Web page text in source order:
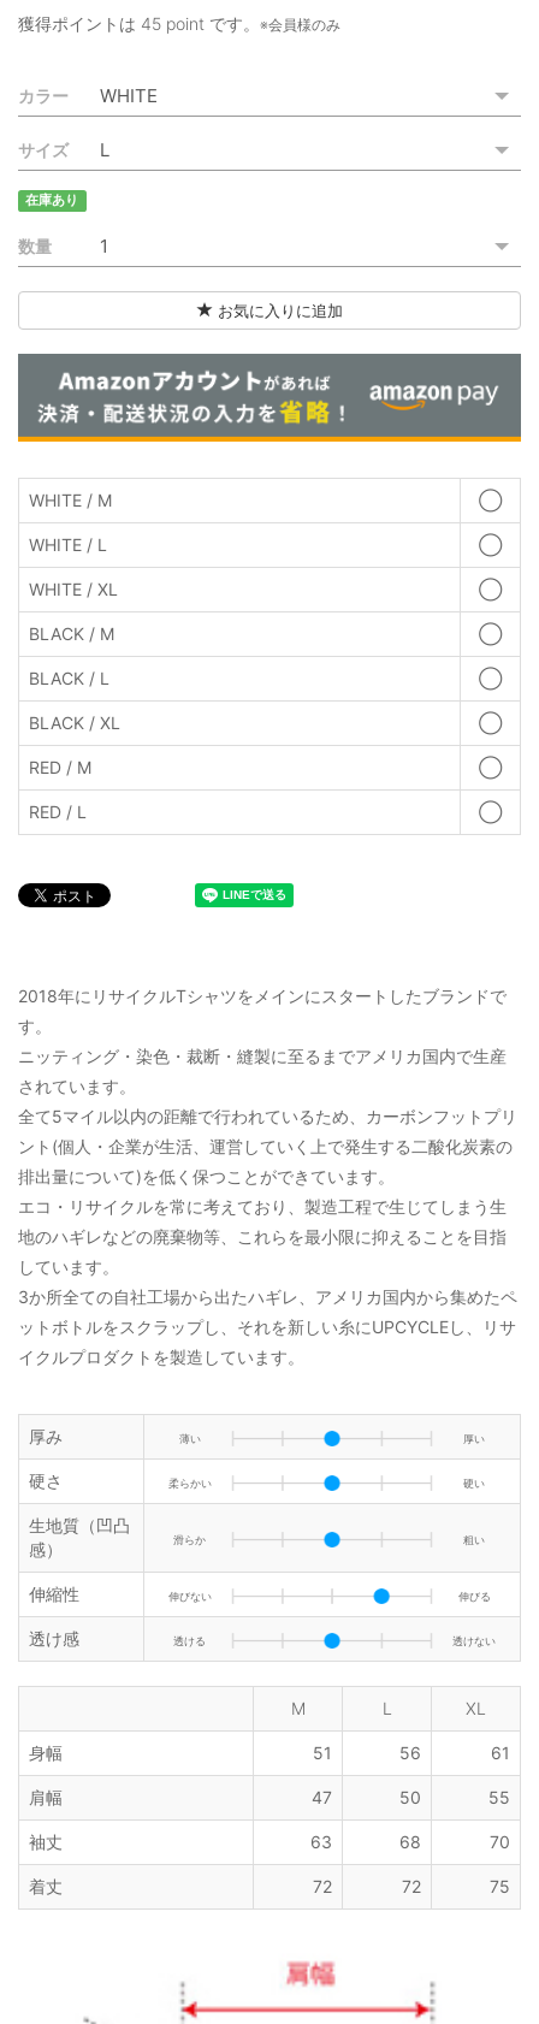
獲得ポイントは 45 point です。 ※会員様のみ
カラー
サイズ
在庫あり
数量
お気に入りに追加
WHITE / M ◯
WHITE / L ◯
WHITE / XL ◯
BLACK / M ◯
BLACK / L ◯
BLACK / XL ◯
RED / M ◯
RED / L ◯
2018年にリサイクルTシャツをメインにスタートしたブランドで
す。
ニッティング・染色・裁断・縫製に至るまでアメリカ国内で生産
されています。
全て5マイル以内の距離で行われているため、カーボンフットプリ
ント(個人・企業が生活、運営していく上で発生する二酸化炭素の
排出量について)を低く保つことができています。
エコ・リサイクルを常に考えており、製造工程で生じてしまう生
地のハギレなどの廃棄物等、これらを最小限に抑えることを目指
しています。
3か所全ての自社工場から出たハギレ、アメリカ国内から集めたペ
ットボトルをスクラップし、それを新しい糸にUPCYCLEし、リサ
イクルプロダクトを製造しています。
厚み 薄い 厚い
硬さ 柔らかい 硬い
生地質（凹凸
感）
滑らか 粗い
伸縮性 伸びない 伸びる
透け感 透ける 透けない
M L XL
身幅 51 56 61
肩幅 47 50 55
袖丈 63 68 70
着丈 72 72 75